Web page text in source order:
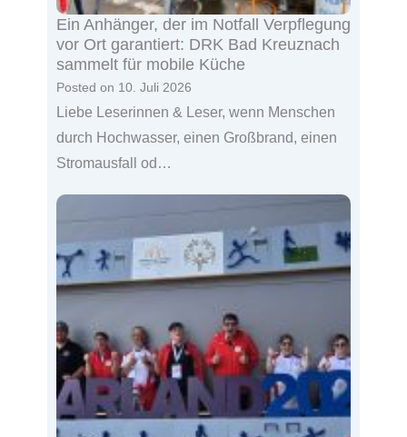
Ein Anhänger, der im Notfall Verpflegung
vor Ort garantiert: DRK Bad Kreuznach
sammelt für mobile Küche
Posted on 10. Juli 2026
Liebe Leserinnen & Leser, wenn Menschen
durch Hochwasser, einen Großbrand, einen
Stromausfall od…